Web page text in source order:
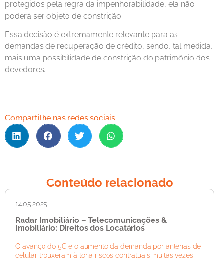
protegidos pela regra da impenhorabilidade, ela não
poderá ser objeto de constrição.
Essa decisão é extremamente relevante para as
demandas de recuperação de crédito, sendo, tal medida,
mais uma possibilidade de constrição do patrimônio dos
devedores.
Compartilhe nas redes sociais
Conteúdo relacionado
14.05.2025
Radar Imobiliário – Telecomunicações &
Imobiliário: Direitos dos Locatários
O avanço do 5G e o aumento da demanda por antenas de
celular trouxeram à tona riscos contratuais muitas vezes